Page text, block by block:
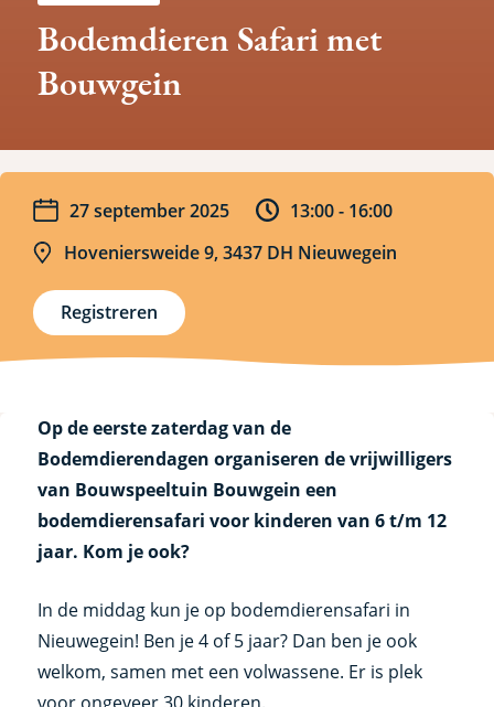
Bodemdieren Safari met
Bouwgein
Datum27 september 2025 Tijd 13:00 - 16:00
LocatieHoveniersweide 9, 3437 DH Nieuwegein
Registreren
Op de eerste zaterdag van de
Bodemdierendagen organiseren de vrijwilligers
van Bouwspeeltuin Bouwgein een
bodemdierensafari voor kinderen van 6 t/m 12
jaar. Kom je ook?
In de middag kun je op bodemdierensafari in
Nieuwegein! Ben je 4 of 5 jaar? Dan ben je ook
welkom, samen met een volwassene. Er is plek